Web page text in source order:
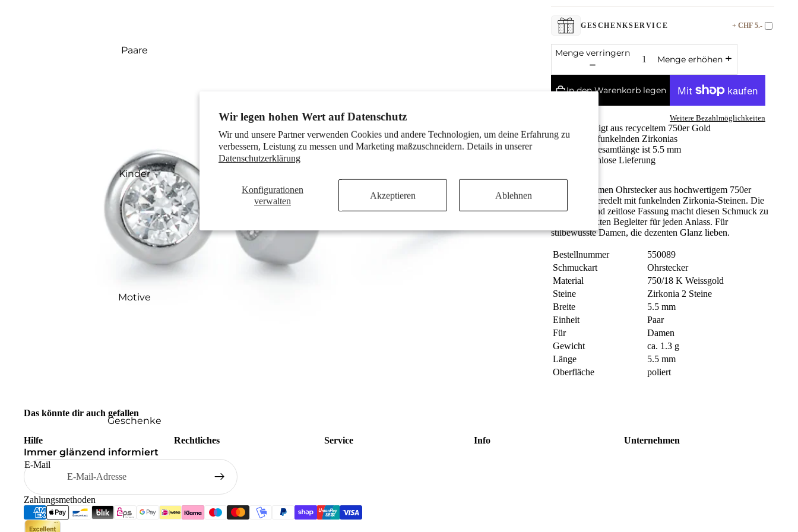
Wir legen hohen Wert auf Datenschutz
Wir und unsere Partner verwenden Cookies und andere Technologien, um deine Erfahrung zu
verbessern, Leistung zu messen und Marketing maßzuschneidern. Details in unserer
Datenschutzerklärung
Konfigurationen
verwalten
Akzeptieren Ablehnen
Paare
Kinder
Motive
Geschenke
GESCHENKSERVICE + CHF 5.-
Menge verringern
Menge erhöhen
In den Warenkorb legen
Weitere Bezahlmöglichkeiten
Gefertigt aus recyceltem 750er Gold
Mit 2 funkelnden Zirkonias
Die Gesamtlänge ist 5.5 mm
Kostenlose Lieferung
Elegante Damen Ohrstecker aus hochwertigem 750er
Weißgold, veredelt mit funkelnden Zirkonia-Steinen. Die
klassische und zeitlose Fassung macht diesen Schmuck zu
einem perfekten Begleiter für jeden Anlass. Für
stilbewusste Damen, die dezenten Glanz lieben.
Bestellnummer
550089
Schmuckart
Ohrstecker
Material
750/18 K Weissgold
Steine
Zirkonia 2 Steine
Breite
5.5 mm
Einheit
Paar
Für
Damen
Gewicht
ca. 1.3 g
Länge
5.5 mm
Oberfläche
poliert
Das könnte dir auch gefallen
Hilfe Rechtliches Service Info Unternehmen
Immer glänzend informiert
E-Mail
Zahlungsmethoden